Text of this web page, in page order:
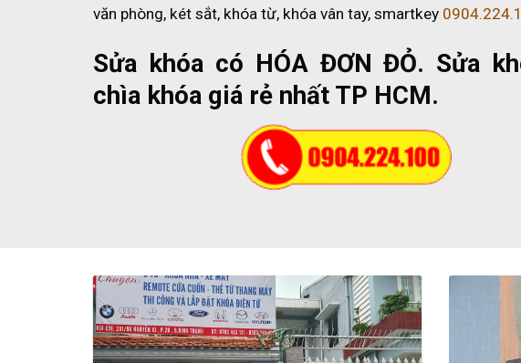
văn phòng, két sắt, khóa từ, khóa vân tay, smartkey
Sửa khóa có HÓA ĐƠN ĐỎ. Sửa
chìa khóa giá rẻ nhất TP HCM.